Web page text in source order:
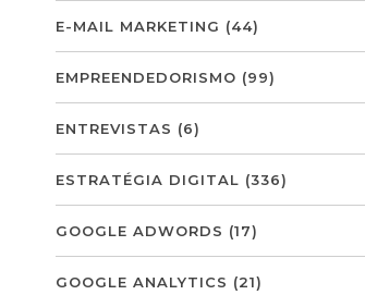
E-MAIL MARKETING (44)
EMPREENDEDORISMO (99)
ENTREVISTAS (6)
ESTRATÉGIA DIGITAL (336)
GOOGLE ADWORDS (17)
GOOGLE ANALYTICS (21)